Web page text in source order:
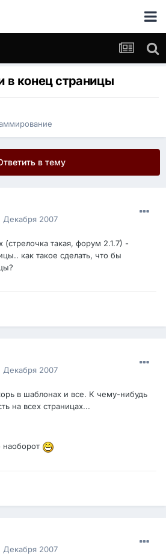
в конец страницы
в тему
Декабря 2007
(стрелочка такая, форум 2.1.7) -
как такое сделать, что бы
Декабря 2007
в шаблонах и все. К чему-нибудь
на всех страницах...
наоборот
Декабря 2007